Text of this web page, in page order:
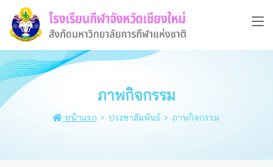
ภาพกิจกรรม
หน้าแรก ประชาสัมพันธ์ ภาพกิจกรรม